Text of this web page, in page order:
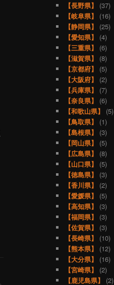
【長野県】
(37)
【岐阜県】
(16)
【静岡県】
(25)
【愛知県】
(4)
【三重県】
(6)
【滋賀県】
(8)
【京都府】
(5)
【大阪府】
(2)
【兵庫県】
(7)
【奈良県】
(6)
【和歌山県】
(5)
【鳥取県】
(1)
【島根県】
(3)
【岡山県】
(5)
【広島県】
(8)
【山口県】
(5)
【徳島県】
(3)
【香川県】
(2)
【愛媛県】
(5)
【高知県】
(3)
【福岡県】
(3)
【佐賀県】
(3)
【長崎県】
(10)
【熊本県】
(12)
【大分県】
(16)
【宮崎県】
(2)
【鹿児島県】
(2)